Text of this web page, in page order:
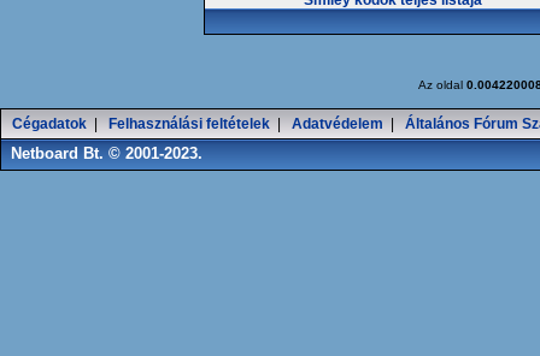
Az oldal
Cégadatok Felhasználási feltételek Adatvédelem Általános Fórum
Netboard Bt. © 2001-2023.